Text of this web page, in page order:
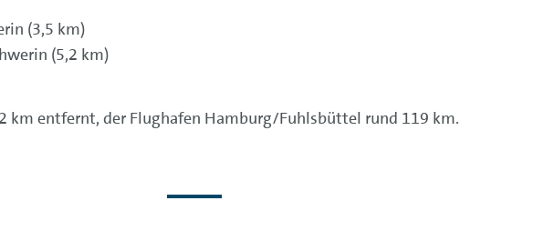
(3,5 km)
(5,2 km)
km entfernt, der Flughafen Hamburg/Fuhlsbüttel rund 119 km.